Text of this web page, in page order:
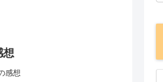
想
感想